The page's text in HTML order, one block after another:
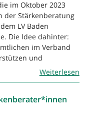
im Oktober 2023
der Stärkenberatung
LV Baden
Die Idee dahinter:
im Verband
und
Weiterlesen